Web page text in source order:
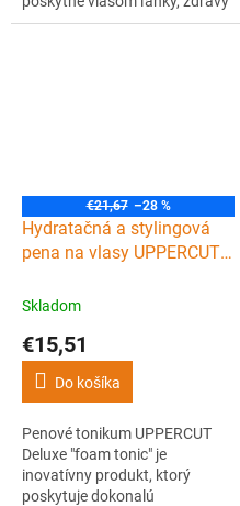
lesk a pevnú fixáciu. Vlasom
€21,67 –28 %
Hydratačná a stylingová
pena na vlasy UPPERCUT
Skladom
€15,51
Do košíka
Penové tonikum UPPERCUT
Deluxe "foam tonic" je
inovatívny produkt, ktorý
poskytuje dokonalú